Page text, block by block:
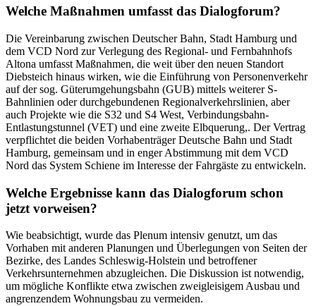
Welche Maßnahmen umfasst das Dialogforum?
Die Vereinbarung zwischen Deutscher Bahn, Stadt Hamburg und
dem VCD Nord zur Verlegung des Regional- und Fernbahnhofs
Altona umfasst Maßnahmen, die weit über den neuen Standort
Diebsteich hinaus wirken, wie die Einführung von Personenverkehr
auf der sog. Güterumgehungsbahn (GUB) mittels weiterer S-
Bahnlinien oder durchgebundenen Regionalverkehrslinien, aber
auch Projekte wie die S32 und S4 West, Verbindungsbahn-
Entlastungstunnel (VET) und eine zweite Elbquerung,. Der Vertrag
verpflichtet die beiden Vorhabenträger Deutsche Bahn und Stadt
Hamburg, gemeinsam und in enger Abstimmung mit dem VCD
Nord das System Schiene im Interesse der Fahrgäste zu entwickeln.
Welche Ergebnisse kann das Dialogforum schon
jetzt vorweisen?
Wie beabsichtigt, wurde das Plenum intensiv genutzt, um das
Vorhaben mit anderen Planungen und Überlegungen von Seiten der
Bezirke, des Landes Schleswig-Holstein und betroffener
Verkehrsunternehmen abzugleichen. Die Diskussion ist notwendig,
um mögliche Konflikte etwa zwischen zweigleisigem Ausbau und
angrenzendem Wohnungsbau zu vermeiden.